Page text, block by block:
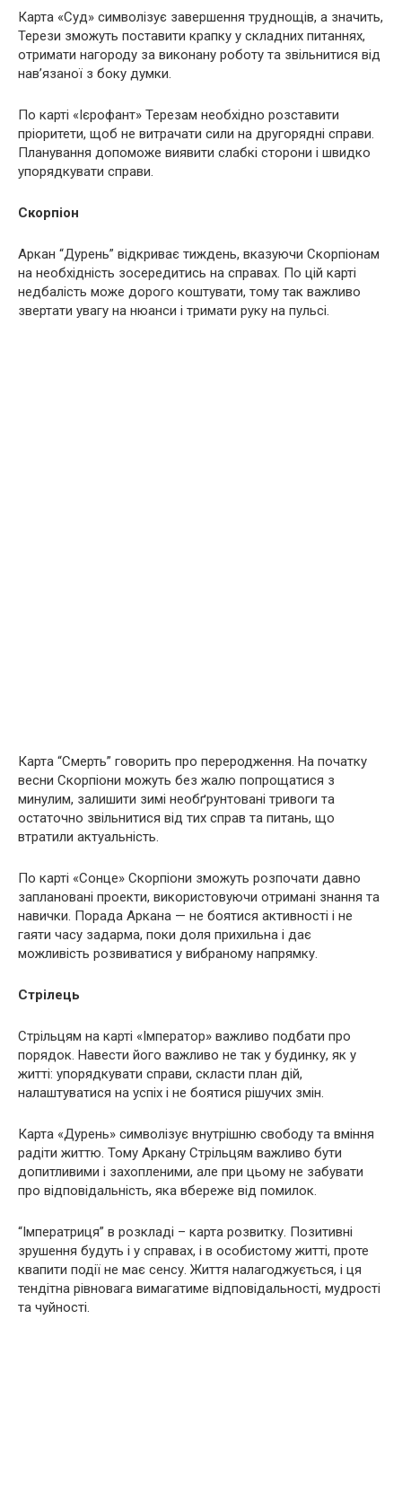
Карта «Суд» символізує завершення труднощів, а значить,
Терези зможуть поставити крапку у складних питаннях,
отримати нагороду за виконану роботу та звільнитися від
нав’язаної з боку думки.
По карті «Ієрофант» Терезам необхідно розставити
пріоритети, щоб не витрачати сили на другорядні справи.
Планування допоможе виявити слабкі сторони і швидко
упорядкувати справи.
Скорпіон
Аркан “Дурень” відкриває тиждень, вказуючи Скорпіонам
на необхідність зосередитись на справах. По цій карті
недбалість може дорого коштувати, тому так важливо
звертати увагу на нюанси і тримати руку на пульсі.
Карта “Смерть” говорить про переродження. На початку
весни Скорпіони можуть без жалю попрощатися з
минулим, залишити зимі необґрунтовані тривоги та
остаточно звільнитися від тих справ та питань, що
втратили актуальність.
По карті «Сонце» Скорпіони зможуть розпочати давно
заплановані проекти, використовуючи отримані знання та
навички. Порада Аркана — не боятися активності і не
гаяти часу задарма, поки доля прихильна і дає
можливість розвиватися у вибраному напрямку.
Стрілець
Стрільцям на карті «Імператор» важливо подбати про
порядок. Навести його важливо не так у будинку, як у
житті: упорядкувати справи, скласти план дій,
налаштуватися на успіх і не боятися рішучих змін.
Карта «Дурень» символізує внутрішню свободу та вміння
радіти життю. Тому Аркану Стрільцям важливо бути
допитливими і захопленими, але при цьому не забувати
про відповідальність, яка вбереже від помилок.
“Імператриця” в розкладі – карта розвитку. Позитивні
зрушення будуть і у справах, і в особистому житті, проте
квапити події не має сенсу. Життя налагоджується, і ця
тендітна рівновага вимагатиме відповідальності, мудрості
та чуйності.